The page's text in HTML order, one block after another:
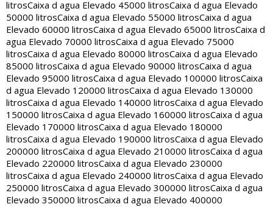
litrosCaixa d agua Elevado 45000 litrosCaixa d agua Elevado
50000 litrosCaixa d agua Elevado 55000 litrosCaixa d agua
Elevado 60000 litrosCaixa d agua Elevado 65000 litrosCaixa d
agua Elevado 70000 litrosCaixa d agua Elevado 75000
litrosCaixa d agua Elevado 80000 litrosCaixa d agua Elevado
85000 litrosCaixa d agua Elevado 90000 litrosCaixa d agua
Elevado 95000 litrosCaixa d agua Elevado 100000 litrosCaixa
d agua Elevado 120000 litrosCaixa d agua Elevado 130000
litrosCaixa d agua Elevado 140000 litrosCaixa d agua Elevado
150000 litrosCaixa d agua Elevado 160000 litrosCaixa d agua
Elevado 170000 litrosCaixa d agua Elevado 180000
litrosCaixa d agua Elevado 190000 litrosCaixa d agua Elevado
200000 litrosCaixa d agua Elevado 210000 litrosCaixa d agua
Elevado 220000 litrosCaixa d agua Elevado 230000
litrosCaixa d agua Elevado 240000 litrosCaixa d agua Elevado
250000 litrosCaixa d agua Elevado 300000 litrosCaixa d agua
Elevado 350000 litrosCaixa d agua Elevado 400000